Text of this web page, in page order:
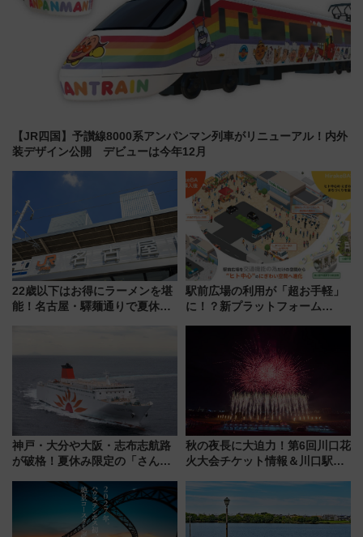
【JR四国】予讃線8000系アンパンマン列車がリニューアル！内外
装デザイン公開 デビューは今年12月
22歳以下はお得にラーメンを堪
能！名古屋・驛麺通りで夏休み
駅前広場の利用が「超お手軽」
に！？新プラットフォーム
マホで簡単申請 物販や演奏会な
どに【JR東日本】
神戸・大分や大阪・志布志航路
が破格！夏休み限定の「さんふ
ート 夕朝食ビュッフェ付きで
快適な船旅はいかが？
秋の夜長に大迫力！第6回川口花
火大会チケット情報＆川口駅か